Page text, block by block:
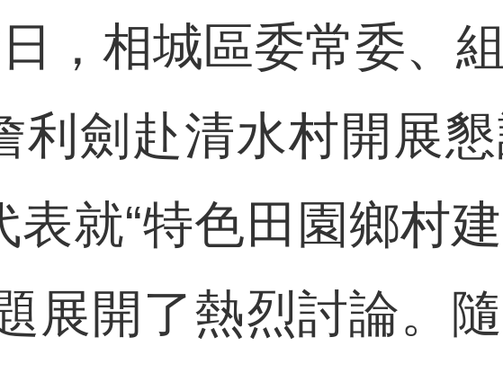
相城區委常委、組
利劍赴清水村開展
表就“特色田園鄉村
展開了熱烈討論。